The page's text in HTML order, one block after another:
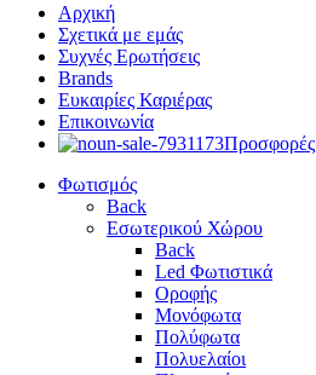
Αρχική
Σχετικά με εμάς
Συχνές Ερωτήσεις
Brands
Ευκαιρίες Καριέρας
Επικοινωνία
Προσφορές
Φωτισμός
Back
Εσωτερικού Χώρου
Back
Led Φωτιστικά
Οροφής
Μονόφωτα
Πολύφωτα
Πολυελαίοι